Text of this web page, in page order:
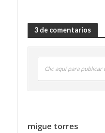
3 de comentarios
Clic aquí para
migue torres